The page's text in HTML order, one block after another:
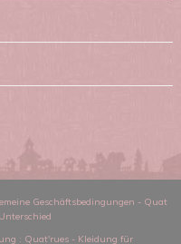
Geschäftsbedingungen - Quat
: Quat'rues - Kleidung für